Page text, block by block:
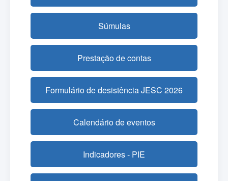
Súmulas
Prestação de contas
Formulário de desistência JESC 2026
Calendário de eventos
Indicadores - PIE